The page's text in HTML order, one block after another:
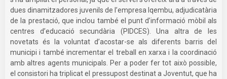
dues dinamitzadores juvenils de l’empresa Iqembu, adjudicatària
de la prestació, que inclou també el punt d’informació mòbil als
centres d’educació secundària (PIDCES). Una altra de les
novetats és la voluntat d’acostar-se als diferents barris del
municipi i també incrementar el treball en xarxa i la coordinació
amb altres agents municipals. Per a poder fer tot això possible,
el consistori ha triplicat el pressupost destinat a Joventut, que ha